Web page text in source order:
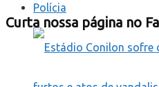
Polícia
Curta nossa página no